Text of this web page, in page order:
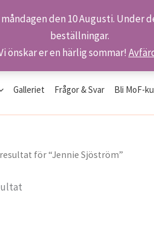
den 10 Augusti.
beställningar.
önskar er en härlig sommar!
Galleriet Frågor & Svar Bli MoF-
för “Jennie Sjöström”